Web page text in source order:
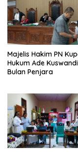
Majelis Hakim PN
Hukum Ade
Bulan Penjara